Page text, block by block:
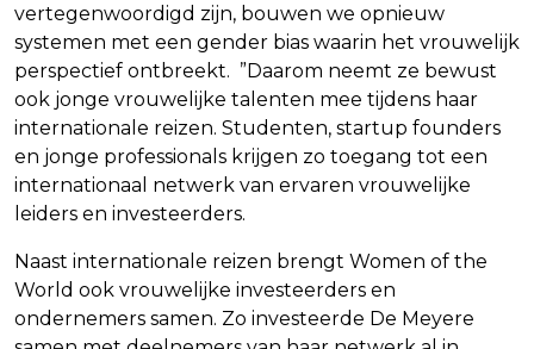
vertegenwoordigd zijn, bouwen we opnieuw
systemen met een gender bias waarin het vrouwelijk
perspectief ontbreekt. ”Daarom neemt ze bewust
ook jonge vrouwelijke talenten mee tijdens haar
internationale reizen. Studenten, startup founders
en jonge professionals krijgen zo toegang tot een
internationaal netwerk van ervaren vrouwelijke
leiders en investeerders.
Naast internationale reizen brengt Women of the
World ook vrouwelijke investeerders en
ondernemers samen. Zo investeerde De Meyere